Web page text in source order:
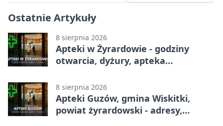
Ostatnie Artykuły
8 sierpnia 2026
Apteki w Żyrardowie - godziny
otwarcia, dyżury, apteka
8 sierpnia 2026
Apteki Guzów, gmina Wiskitki,
powiat żyrardowski - adresy,